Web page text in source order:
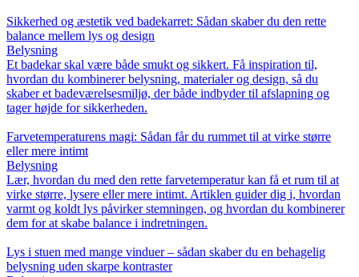
Sikkerhed og æstetik ved badekarret: Sådan skaber du den rette
balance mellem lys og design
Belysning
Et badekar skal være både smukt og sikkert. Få inspiration til,
hvordan du kombinerer belysning, materialer og design, så du
skaber et badeværelsesmiljø, der både indbyder til afslapning og
tager højde for sikkerheden.
Farvetemperaturens magi: Sådan får du rummet til at virke større
eller mere intimt
Belysning
Lær, hvordan du med den rette farvetemperatur kan få et rum til at
virke større, lysere eller mere intimt. Artiklen guider dig i, hvordan
varmt og koldt lys påvirker stemningen, og hvordan du kombinerer
dem for at skabe balance i indretningen.
Lys i stuen med mange vinduer – sådan skaber du en behagelig
belysning uden skarpe kontraster